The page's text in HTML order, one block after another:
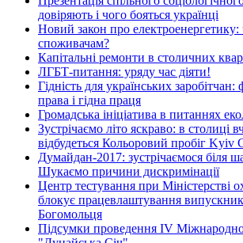
довіряють і чого бояться українці
Новий закон про електроенергетику:
споживачам?
Капітальні ремонти в столичних
ЛГБТ-питання: уряду час діяти!
Гідність для українських заробітчан:
права і гідна праця
Громадська ініціатива в питаннях
Зустрічаємо літо яскраво: в столиці
відбудеться Кольоровий пробіг Kyiv
Думайдан-2017: зустрічаємося біля
Шукаємо причини дискримінації
Центр тестування при Міністерстві
блокує працевлаштування
Богомольця
Підсумки проведення IV